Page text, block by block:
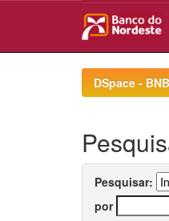
DSpace -
Pesquisar:
por